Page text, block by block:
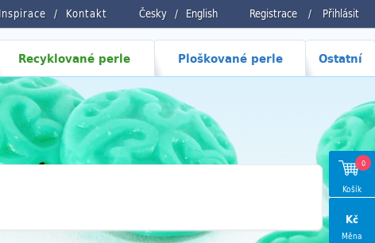
Registrace / Přihlásit
Česky / English
Inspirace Kontakt
Recyklované perle Ploškované perle Ostatní
0
Košík
Kč
Měna